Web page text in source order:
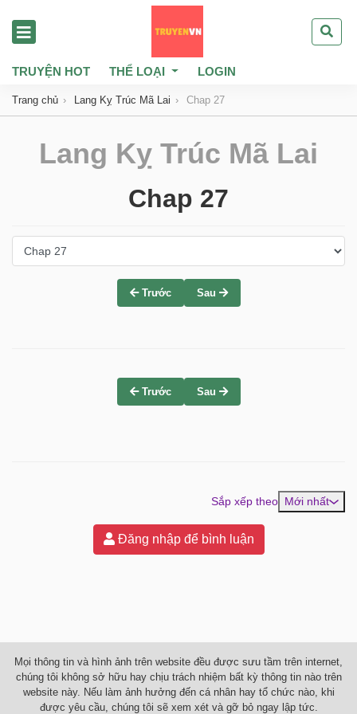
TRUYỆN HOT THỂ LOẠI LOGIN
Trang chủ Lang Kỵ Trúc Mã Lai Chap 27
Lang Kỵ Trúc Mã Lai
Chap 27
Trước Sau
Trước Sau
Sắp xếp theo Mới nhất
Đăng nhập để bình luận
Mọi thông tin và hình ảnh trên website đều được sưu tầm trên internet,
chúng tôi không sở hữu hay chịu trách nhiệm bất kỳ thông tin nào trên
website này. Nếu làm ảnh hưởng đến cá nhân hay tổ chức nào, khi
được yêu cầu, chúng tôi sẽ xem xét và gỡ bỏ ngay lập tức.